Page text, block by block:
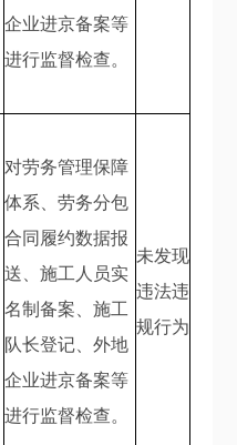
企业进京备案等
进行监督检查。
对劳务管理保障
体系、劳务分包
合同履约数据报
送、施工人员实
名制备案、施工
队长登记、外地
企业进京备案等
进行监督检查。
未发现
违法违
规行为